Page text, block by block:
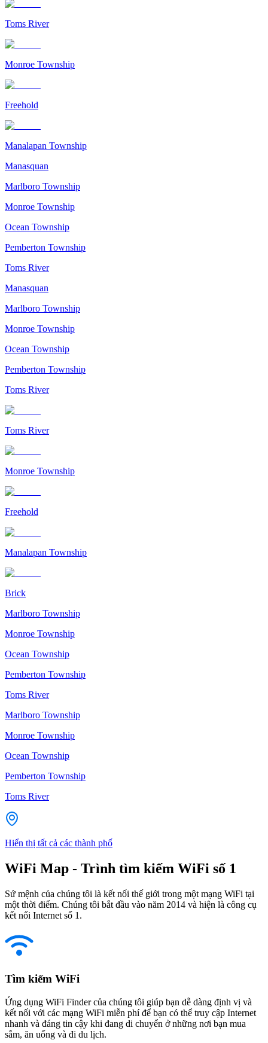
Toms River
Monroe Township
Freehold
Manalapan Township
Manasquan
Marlboro Township
Monroe Township
Ocean Township
Pemberton Township
Toms River
Manasquan
Marlboro Township
Monroe Township
Ocean Township
Pemberton Township
Toms River
Toms River
Monroe Township
Freehold
Manalapan Township
Brick
Marlboro Township
Monroe Township
Ocean Township
Pemberton Township
Toms River
Marlboro Township
Monroe Township
Ocean Township
Pemberton Township
Toms River
Hiển thị tất cả các thành phố
WiFi Map - Trình tìm kiếm WiFi số 1
Sứ mệnh của chúng tôi là kết nối thế giới trong một mạng WiFi tại
một thời điểm. Chúng tôi bắt đầu vào năm 2014 và hiện là công cụ
kết nối Internet số 1.
Tìm kiếm WiFi
Ứng dụng WiFi Finder của chúng tôi giúp bạn dễ dàng định vị và
kết nối với các mạng WiFi miễn phí để bạn có thể truy cập Internet
nhanh và đáng tin cậy khi đang di chuyển ở những nơi bạn mua
sắm, ăn uống và đi du lịch.